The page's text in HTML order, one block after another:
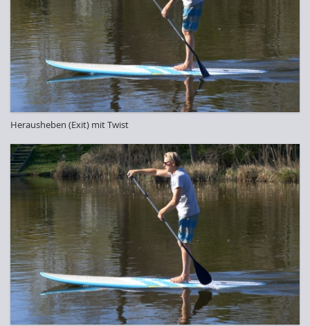
Herausheben (Exit) mit Twist